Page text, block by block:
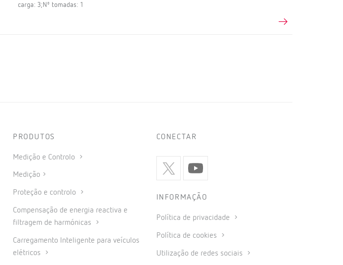
carga: 3;Nº tomadas: 1
PRODUTOS
Medição e Controlo
Medição
Proteção e controlo
Compensação de energia reactiva e
filtragem de harmónicas
Carregamento Inteligente para veículos
elétricos
CONECTAR
INFORMAÇÃO
Política de privacidade
Política de cookies
Utilização de redes sociais